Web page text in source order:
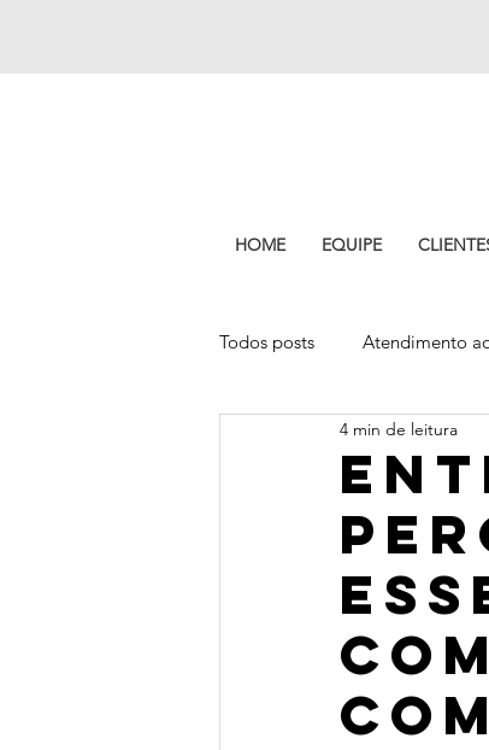
HOME EQUIPE
Todos posts Atendimento
Experiência do cliente
4 min de leitura